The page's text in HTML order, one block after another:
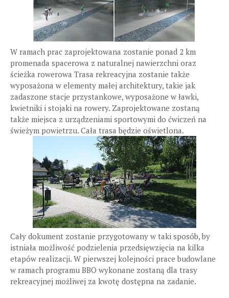
W ramach prac zaprojektowana zostanie ponad 2 km
promenada spacerowa z naturalnej nawierzchni oraz
ścieżka rowerowa Trasa rekreacyjna zostanie także
wyposażona w elementy małej architektury, takie jak
zadaszone stacje przystankowe, wyposażone w ławki,
kwietniki i stojaki na rowery. Zaprojektowane zostaną
także miejsca z urządzeniami sportowymi do ćwiczeń na
świeżym powietrzu. Cała trasa będzie oświetlona.
Cały dokument zostanie przygotowany w taki sposób, by
istniała możliwość podzielenia przedsięwzięcia na kilka
etapów realizacji. W pierwszej kolejności prace budowlane
w ramach programu BBO wykonane zostaną dla trasy
rekreacyjnej możliwej za kwotę dostępna na zadanie.